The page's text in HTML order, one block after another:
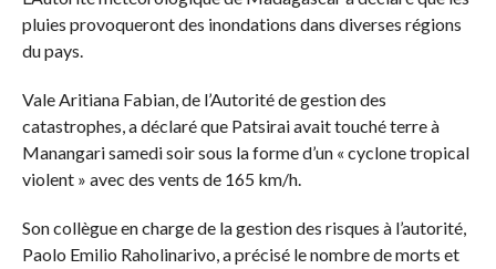
pluies provoqueront des inondations dans diverses régions
du pays.
Vale Aritiana Fabian, de l’Autorité de gestion des
catastrophes, a déclaré que Patsirai avait touché terre à
Manangari samedi soir sous la forme d’un « cyclone tropical
violent » avec des vents de 165 km/h.
Son collègue en charge de la gestion des risques à l’autorité,
Paolo Emilio Raholinarivo, a précisé le nombre de morts et